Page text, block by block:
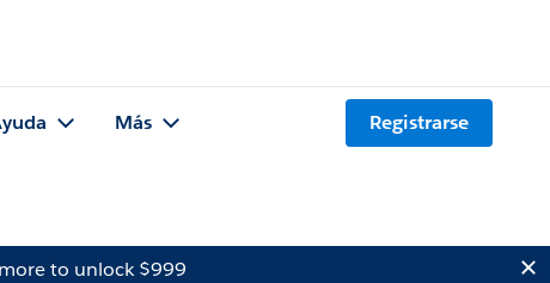
Más Registrarse
to unlock $999